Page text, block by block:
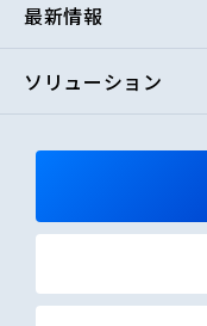
最新情報
ソリューション